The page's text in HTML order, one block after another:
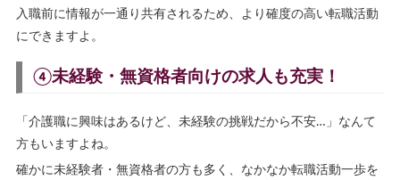
入職前に情報が一通り共有されるため、より確度の高い転職活動
にできますよ。
④未経験・無資格者向けの求人も充実！
「介護職に興味はあるけど、未経験の挑戦だから不安…」なんて
方もいますよね。
確かに未経験者・無資格者の方も多く、なかなか転職活動一歩を